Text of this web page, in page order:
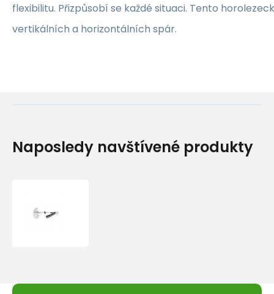
flexibilitu. Přizpůsobí se každé situaci. Tento
vertikálních a horizontálních spár.
Naposledy navštívené produkty